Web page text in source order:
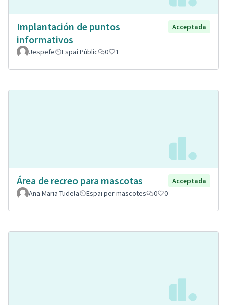
Implantación de puntos
informativos
Acceptada
Jespefe Espai Públic 0 1
Área de recreo para mascotas
Acceptada
Ana Maria Tudela
Espai per mascotes 0 0